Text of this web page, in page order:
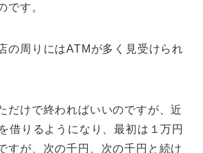
です。
の周りにはATMが多く見受けられ
だけで終わればいいのですが、近
借りるようになり、最初は１万円
すが、次の千円、次の千円と続け